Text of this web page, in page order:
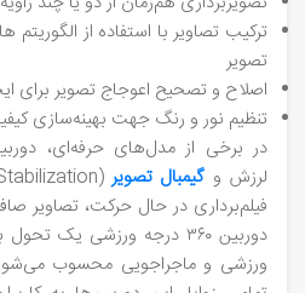
ترکیب تصاویر با استفاده از
تصویر
اصلاح و تصحیح اعوجاج تصویر برای
تنظیم نور و رنگ جهت بهینه‌سازی
در برخی از مدل‌های حرفه‌ای،
لرزش وگیمبال تصویر
فیلم‌برداری در حال حرکت،
دوربین‌ ۳۶۰ درجه ورزشی یک
ورزشی و ماجراجویی محسوب